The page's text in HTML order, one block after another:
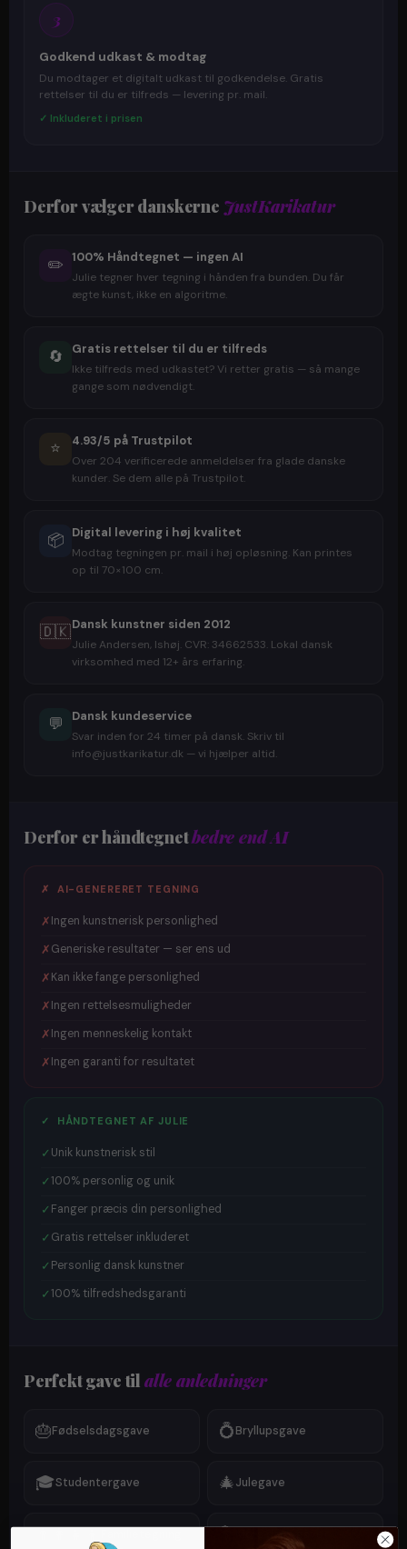
3
Godkend udkast & modtag
Du modtager et digitalt udkast til godkendelse. Gratis
rettelser til du er tilfreds — levering pr. mail.
✓ Inkluderet i prisen
Derfor vælger danskerne JustKarikatur
✏️ 100% Håndtegnet — ingen AI
Julie tegner hver tegning i hånden fra bunden. Du får
ægte kunst, ikke en algoritme.
🔄 Gratis rettelser til du er tilfreds
Ikke tilfreds med udkastet? Vi retter gratis — så mange
gange som nødvendigt.
⭐ 4.93/5 på Trustpilot
Over 204 verificerede anmeldelser fra glade danske
kunder. Se dem alle på Trustpilot.
📦 Digital levering i høj kvalitet
Modtag tegningen pr. mail i høj opløsning. Kan printes
op til 70×100 cm.
🇩🇰Dansk kunstner siden 2012
Julie Andersen, Ishøj. CVR: 34662533. Lokal dansk
virksomhed med 12+ års erfaring.
💬 Dansk kundeservice
Svar inden for 24 timer på dansk. Skriv til
info@justkarikatur.dk — vi hjælper altid.
Derfor er håndtegnetbedre end AI
✗ AI-GENERERET TEGNING
✗Ingen kunstnerisk personlighed
✗Generiske resultater — ser ens ud
✗Kan ikke fange personlighed
✗Ingen rettelsesmuligheder
✗Ingen menneskelig kontakt
✗Ingen garanti for resultatet
✓ HÅNDTEGNET AF JULIE
✓ Unik kunstnerisk stil
✓100% personlig og unik
✓ Fanger præcis din personlighed
✓ Gratis rettelser inkluderet
✓ Personlig dansk kunstner
✓100% tilfredshedsgaranti
Perfekt gave til alle anledninger
🎂Fødselsdagsgave 💍Bryllupsgave
🎓Studentergave 🎄Julegave
👨‍👩‍👧‍👦 💐 Mors dags gave